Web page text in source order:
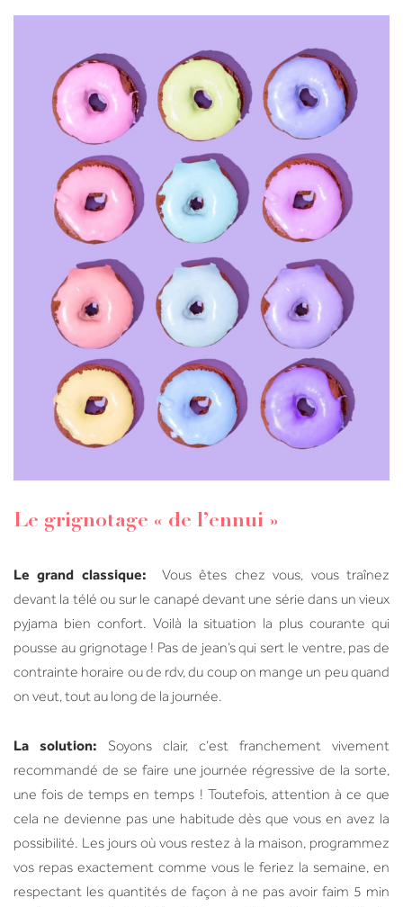
Le grignotage « de l’ennui »
Le grand classique: Vous êtes chez vous, vous traînez
devant la télé ou sur le canapé devant une série dans un vieux
pyjama bien confort. Voilà la situation la plus courante qui
pousse au grignotage ! Pas de jean’s qui sert le ventre, pas de
contrainte horaire ou de rdv, du coup on mange un peu quand
on veut, tout au long de la journée.
La solution: Soyons clair, c’est franchement vivement
recommandé de se faire une journée régressive de la sorte,
une fois de temps en temps ! Toutefois, attention à ce que
cela ne devienne pas une habitude dès que vous en avez la
possibilité. Les jours où vous restez à la maison, programmez
vos repas exactement comme vous le feriez la semaine, en
respectant les quantités de façon à ne pas avoir faim 5 min